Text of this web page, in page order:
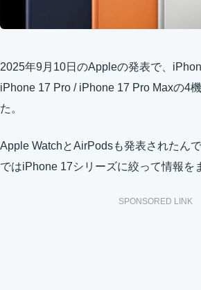
2025年9月10日のAppleの発表で、
iPhone 17 Pro / iPhone 17 Pro Maxの4
た。
Apple WatchとAirPodsも発表されたん
ではiPhone 17シリーズに絞って情報を
SPONSORED LINK